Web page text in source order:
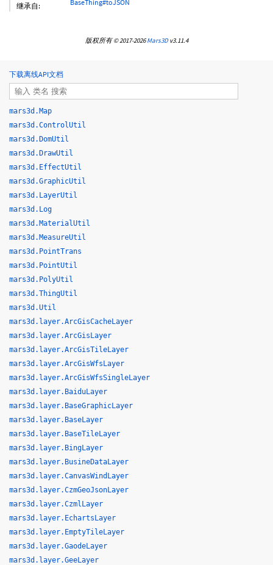
继承自: BaseThing#toJSON
版权所有 © 2017-2026Mars3Dv3.11.4
下载离线API文档
mars3d.Map
mars3d.ControlUtil
mars3d.DomUtil
mars3d.DrawUtil
mars3d.EffectUtil
mars3d.GraphicUtil
mars3d.LayerUtil
mars3d.Log
mars3d.MaterialUtil
mars3d.MeasureUtil
mars3d.PointTrans
mars3d.PointUtil
mars3d.PolyUtil
mars3d.ThingUtil
mars3d.Util
mars3d.layer.ArcGisCacheLayer
mars3d.layer.ArcGisLayer
mars3d.layer.ArcGisTileLayer
mars3d.layer.ArcGisWfsLayer
mars3d.layer.ArcGisWfsSingleLayer
mars3d.layer.BaiduLayer
mars3d.layer.BaseGraphicLayer
mars3d.layer.BaseLayer
mars3d.layer.BaseTileLayer
mars3d.layer.BingLayer
mars3d.layer.BusineDataLayer
mars3d.layer.CanvasWindLayer
mars3d.layer.CzmGeoJsonLayer
mars3d.layer.CzmlLayer
mars3d.layer.EchartsLayer
mars3d.layer.EmptyTileLayer
mars3d.layer.GaodeLayer
mars3d.layer.GeeLayer